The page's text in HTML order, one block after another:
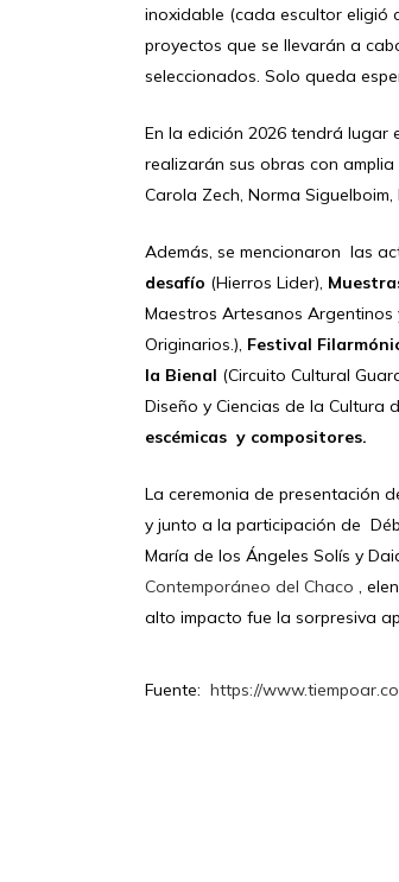
inoxidable (cada escultor eligió
proyectos que se llevarán a
seleccionados. Solo queda
En la edición 2026 tendrá lugar
realizarán sus obras con
Carola Zech, Norma
Además, se mencionaron las
desafío (Hierros Lider),
Maestros Artesanos
Originarios.), Festival
la Bienal (Circuito Cultural
Diseño y Ciencias de la Cultura
escémicas y compositores.
La ceremonia de presentación
y junto a la participación de
María de los Ángeles Solís y
Contemporáneo del Chaco ,
alto impacto fue la sorpresiva
Fuente: https://